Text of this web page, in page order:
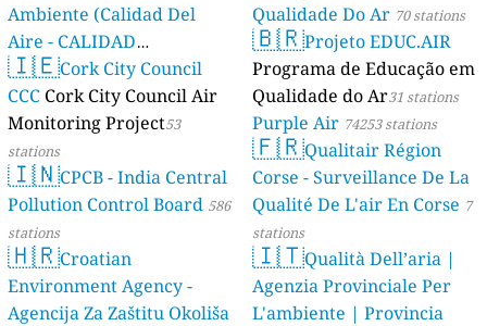
Ambiente (Calidad Del
Aire - CALIDAD
AMBIENTAL) 23 stations
🇮🇪Cork City Council
CCC Cork City Council Air
Monitoring Project53
stations
🇮🇳CPCB - India Central
Pollution Control Board 586
stations
🇭🇷Croatian
Environment Agency -
Agencija Za Zaštitu Okoliša
Qualidade Do Ar 70 stations
🇧🇷Projeto EDUC.AIR
Programa de Educação em
Qualidade do Ar31 stations
Purple Air 74253 stations
🇫🇷Qualitair Région
Corse - Surveillance De La
Qualité De L'air En Corse 7
stations
🇮🇹Qualità Dell’aria |
Agenzia Provinciale Per
L'ambiente | Provincia